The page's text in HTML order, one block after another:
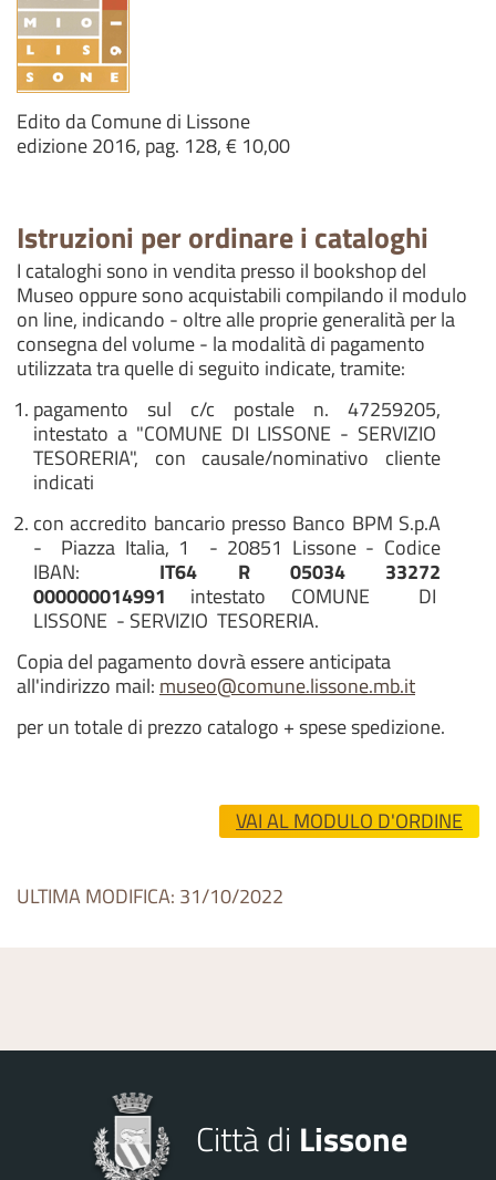
Edito da Comune di Lissone
edizione 2016, pag. 128, € 10,00
Istruzioni per ordinare i cataloghi
I cataloghi sono in vendita presso il bookshop del
Museo oppure sono acquistabili compilando il modulo
on line, indicando - oltre alle proprie generalità per la
consegna del volume - la modalità di pagamento
utilizzata tra quelle di seguito indicate, tramite:
pagamento sul c/c postale n. 47259205,
intestato a "COMUNE DI LISSONE - SERVIZIO
TESORERIA", con causale/nominativo cliente
indicati
con accredito bancario presso Banco BPM S.p.A
- Piazza Italia, 1 - 20851 Lissone - Codice
IBAN: IT64 R 05034 33272
000000014991
intestato COMUNE DI
LISSONE - SERVIZIO TESORERIA.
Copia del pagamento dovrà essere anticipata
all'indirizzo mail: museo@comune.lissone.mb.it
per un totale di prezzo catalogo + spese spedizione.
VAI AL MODULO D'ORDINE
ULTIMA MODIFICA: 31/10/2022
Città di Lissone